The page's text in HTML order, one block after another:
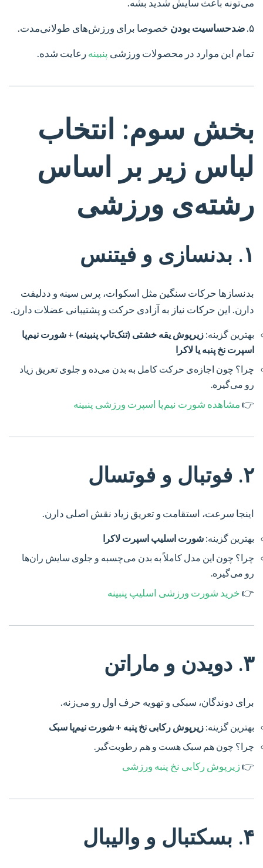
۵. ضدحساسیت بودن خصوصا برای ورزش‌های طولانی‌مدت.
تمام این موارد در محصولات ورزشی پنبینهرعایت شده.
بخش سوم: انتخاب
لباس زیر بر اساس
رشته‌ی ورزشی
۱. بدنسازی و فیتنس
بدنسازها حرکات سنگین مثل اسکوات، پرس سینه و ددلیفت
دارن. این حرکات نیاز به آزادی حرکت و پشتیبانی عضلات دارن.
بهترین گزینه: زیرپوش یقه خشتی (تنک‌تاپ پنبینه) + شورت نیم‌پا
اسپرت نخ پنبه یا لاکرا
چرا؟ چون اجازه‌ی حرکت کامل به بدن می‌ده و جلوی تعریق زیاد
رو می‌گیره.
👉مشاهده شورت نیم‌پا اسپرت ورزشی پنبینه
۲. فوتبال و فوتسال
اینجا سرعت، استقامت و تعریق زیاد نقش اصلی دارن.
بهترین گزینه: شورت اسلیپ اسپرت لاکرا
چرا؟ چون این مدل کاملاً به بدن می‌چسبه و جلوی سایش ران‌ها
رو می‌گیره.
👉خرید شورت ورزشی اسلیپ پنبینه
۳. دویدن و ماراتن
برای دوندگان، سبکی و تهویه حرف اول رو می‌زنه.
بهترین گزینه: زیرپوش رکابی نخ پنبه + شورت نیم‌پا سبک
چرا؟ چون هم سبک هست و هم رطوبت‌گیر.
👉زیرپوش رکابی نخ پنبه ورزشی
۴. بسکتبال و والیبال